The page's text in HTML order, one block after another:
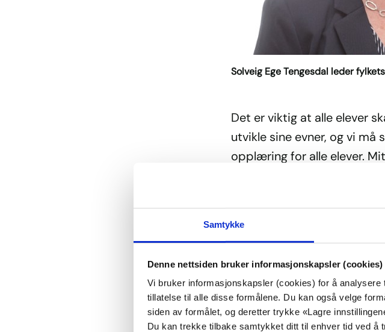
Samtykke
Denne nettsiden bruker informasjonskapsler (cookies)
Vi bruker informasjonskapsler (cookies) for å
tillatelse til alle disse formålene. Du kan også velge
siden av formålet, og deretter trykke «Lagre
Du kan trekke tilbake samtykket ditt til enhver tid ved
Solveig Ege Tengesdal leder
Det er viktig at alle elever
utvikle sine evner, og vi må
opplæring for alle elever.
Vi skal være der for alle
Utdanningsdirektorat er at
individuell vurdering av
omsorgsbehov, og derav
som ikke er nettbasert.
videregående skolene i
definert at alle elever med